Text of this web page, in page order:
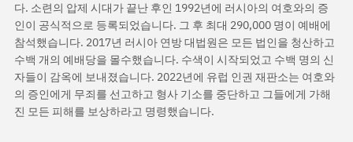
다. 소련의 압제 시대가 끝난 후인 1992년에 러시아의 여호와의 증
인이 공식적으로 등록되었습니다. 그 후 최대 290,000 명이 예배에
참석했습니다. 2017년 러시아 연방 대법원은 모든 법인을 청산하고
수백 개의 예배당을 몰수했습니다. 수색이 시작되었고 수백 명의 신
자들이 감옥에 보내졌습니다. 2022년에 유럽 인권 재판소는 여호와
의 증인에게 무죄를 선고하고 형사 기소를 중단하고 그들에게 가해
진 모든 피해를 보상하라고 명령했습니다.